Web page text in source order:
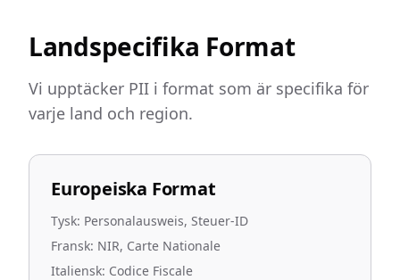
Landspecifika Format
Vi upptäcker PII i format som är specifika för
varje land och region.
Europeiska Format
Tysk: Personalausweis, Steuer-ID
Fransk: NIR, Carte Nationale
Italiensk: Codice Fiscale